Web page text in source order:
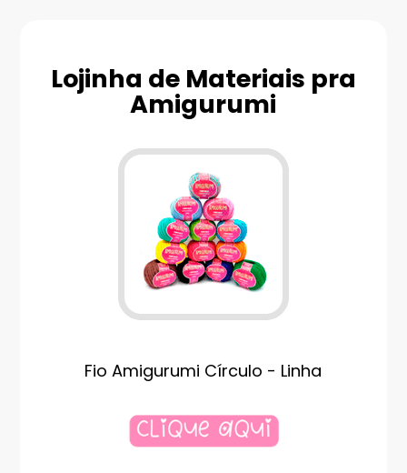
Lojinha de Materiais pra
Amigurumi
Fio Amigurumi Círculo - Linha